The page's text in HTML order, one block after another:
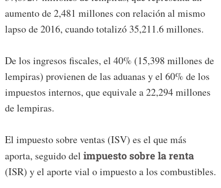
aumento de 2,481 millones con relación al mismo
lapso de 2016, cuando totalizó 35,211.6 millones.
De los ingresos fiscales, el 40% (15,398 millones de
lempiras) provienen de las aduanas y el 60% de los
impuestos internos, que equivale a 22,294 millones
de lempiras.
El impuesto sobre ventas (ISV) es el que más
aporta, seguido del impuesto sobre la renta
(ISR) y el aporte vial o impuesto a los combustibles.